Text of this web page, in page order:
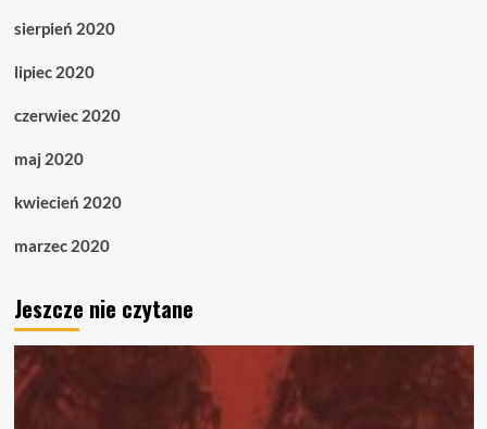
sierpień 2020
lipiec 2020
czerwiec 2020
maj 2020
kwiecień 2020
marzec 2020
Jeszcze nie czytane